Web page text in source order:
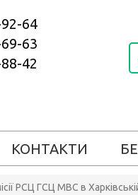
64
63
42
КОНТАКТИ
РСЦ ГСЦ МВС в